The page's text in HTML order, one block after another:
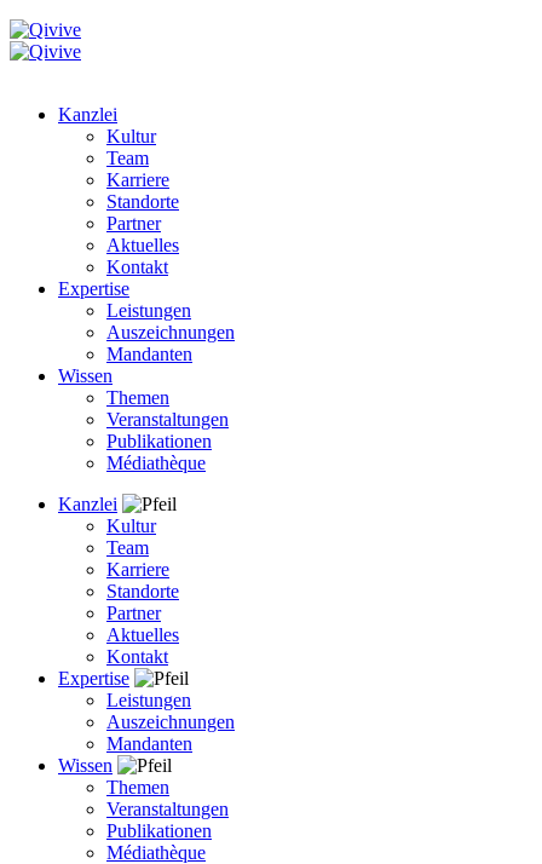
Kanzlei
Kultur
Team
Karriere
Standorte
Partner
Aktuelles
Kontakt
Expertise
Leistungen
Auszeichnungen
Mandanten
Wissen
Themen
Veranstaltungen
Publikationen
Médiathèque
Kanzlei
Kultur
Team
Karriere
Standorte
Partner
Aktuelles
Kontakt
Expertise
Leistungen
Auszeichnungen
Mandanten
Wissen
Themen
Veranstaltungen
Publikationen
Médiathèque